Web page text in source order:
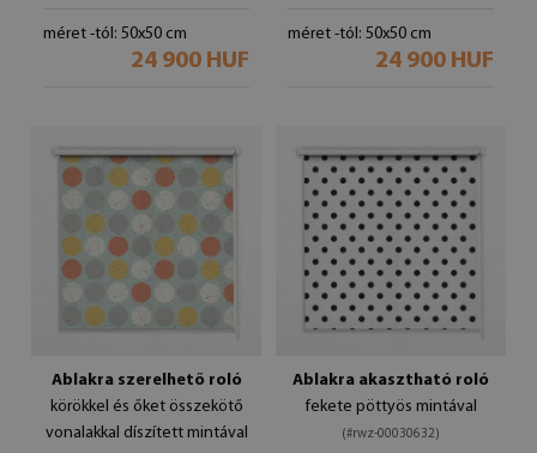
méret -tól: 50x50 cm
24 900 HUF
méret -tól: 50x50 cm
24 900 HUF
Ablakra szerelhető roló
körökkel és őket összekötő
vonalakkal díszített mintával
Ablakra akasztható roló
fekete pöttyös mintával
(#rwz-00030632)